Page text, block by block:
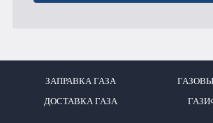
ЗАПРАВКА ГАЗА
ДОСТАВКА ГАЗА